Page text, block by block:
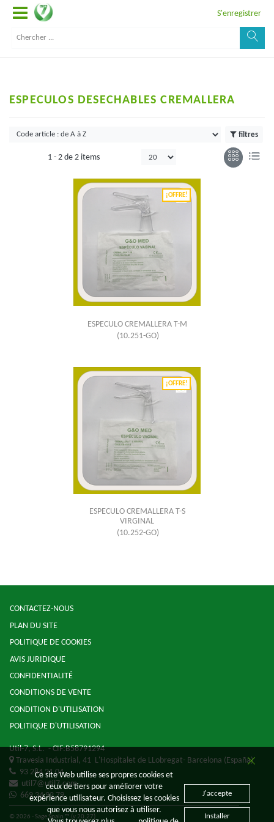
S'enregistrer
ESPECULOS DESECHABLES CREMALLERA
filtres
1 - 2 de 2 items
¡OFFRE!
ESPECULO CREMALLERA T-M
(10.251-GO)
¡OFFRE!
ESPECULO CREMALLERA T-S
VIRGINAL
(10.252-GO)
CONTACTEZ-NOUS
PLAN DU SITE
POLITIQUE DE COOKIES
AVIS JURIDIQUE
CONFIDENTIALITÉ
CONDITIONS DE VENTE
CONDITION D'UTILISATION
POLITIQUE D'UTILISATION
Util-7, S.L.- CIF:B58791294
Travesia Industrial, 41 L'Hospitalet de LLobregat- Barcelona (España)
93 284 21 04
util7@util7.com
669 34 92 79
© 2026 - Sage Spain ™ (v.20.27)
Ce site Web utilise ses propres cookies et
ceux de tiers pour améliorer votre
expérience utilisateur. Choisissez les cookies
que vous nous autorisez à utiliser.
J'accepte
Installer